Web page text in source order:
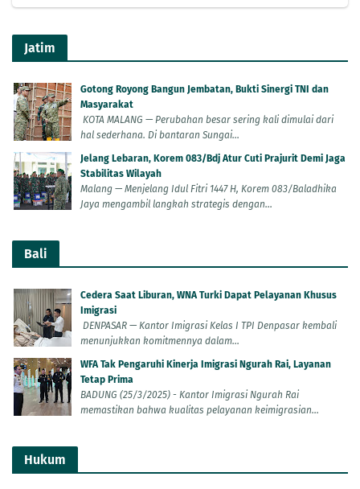
Jatim
Gotong Royong Bangun Jembatan, Bukti Sinergi TNI dan
Masyarakat
KOTA MALANG — Perubahan besar sering kali dimulai dari
hal sederhana. Di bantaran Sungai...
Jelang Lebaran, Korem 083/Bdj Atur Cuti Prajurit Demi Jaga
Stabilitas Wilayah
Malang — Menjelang Idul Fitri 1447 H, Korem 083/Baladhika
Jaya mengambil langkah strategis dengan...
Bali
Cedera Saat Liburan, WNA Turki Dapat Pelayanan Khusus
Imigrasi
DENPASAR — Kantor Imigrasi Kelas I TPI Denpasar kembali
menunjukkan komitmennya dalam...
WFA Tak Pengaruhi Kinerja Imigrasi Ngurah Rai, Layanan
Tetap Prima
BADUNG (25/3/2025) - Kantor Imigrasi Ngurah Rai
memastikan bahwa kualitas pelayanan keimigrasian...
Hukum